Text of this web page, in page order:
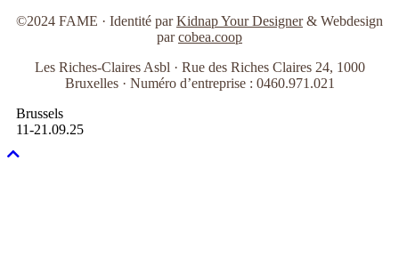
©2024 FAME · Identité parKidnap Your Designer& Webdesign
parcobea.coop
Les Riches-Claires Asbl · Rue des Riches Claires 24, 1000
Bruxelles · Numéro d’entreprise : 0460.971.021
Brussels
11-21.09.25
Faire